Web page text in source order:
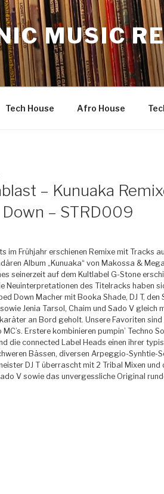
MUSIC
Tech House Afro House
– Kunuaka
– STRD009
im Frühjahr erschienen Remixe mit Tracks
Album „Kunuaka“ von Makossa &
seinerzeit auf dem Kultlabel G-Stone
Neuinterpretationen des Titelracks haben
Down Macher mit Booka Shade, DJ T, den
sowie Jenia Tarsol, Chaim und Sado V gleich
an Bord geholt. Unsere Favoriten sind
MC’s. Erstere kombinieren pumpin’ Techno
die connected Label Heads einen ihrer
Bässen, diversen Arpeggio-Synhtie-
DJ T überrascht mit 2 Tribal Mixen und
V sowie das unvergessliche Original